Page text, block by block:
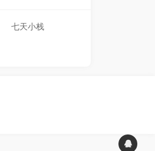
七天小栈